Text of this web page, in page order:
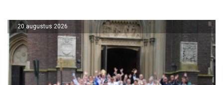
20 augustus 2026